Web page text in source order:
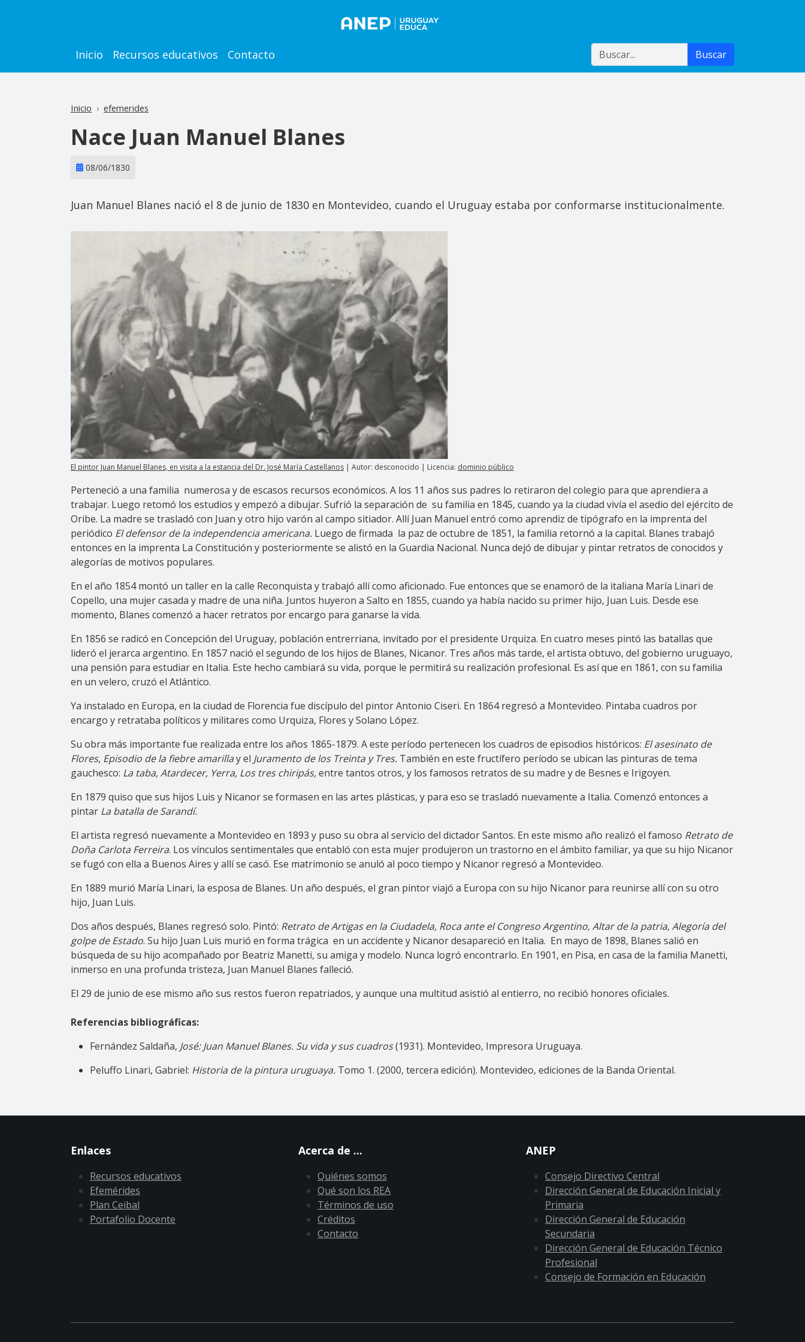
Main navigation
Inicio Recursos educativos Contacto Buscar Buscar
Inicio efemerides
Nace Juan Manuel Blanes
08/06/1830
Juan Manuel Blanes nació el 8 de junio de 1830 en Montevideo, cuando el Uruguay estaba por conformarse institucionalmente.
El pintor Juan Manuel Blanes, en visita a la estancia del Dr. José María Castellanos | Autor: desconocido | Licencia: dominio público
Perteneció a una familia numerosa y de escasos recursos económicos. A los 11 años sus padres lo retiraron del colegio para que aprendiera a
trabajar. Luego retomó los estudios y empezó a dibujar. Sufrió la separación de su familia en 1845, cuando ya la ciudad vivía el asedio del ejército de
Oribe. La madre se trasladó con Juan y otro hijo varón al campo sitiador. Allí Juan Manuel entró como aprendiz de tipógrafo en la imprenta del
periódico El defensor de la independencia americana. Luego de firmada la paz de octubre de 1851, la familia retornó a la capital. Blanes trabajó
entonces en la imprenta La Constitución y posteriormente se alistó en la Guardia Nacional. Nunca dejó de dibujar y pintar retratos de conocidos y
alegorías de motivos populares.
En el año 1854 montó un taller en la calle Reconquista y trabajó allí como aficionado. Fue entonces que se enamoró de la italiana María Linari de
Copello, una mujer casada y madre de una niña. Juntos huyeron a Salto en 1855, cuando ya había nacido su primer hijo, Juan Luis. Desde ese
momento, Blanes comenzó a hacer retratos por encargo para ganarse la vida.
En 1856 se radicó en Concepción del Uruguay, población entrerriana, invitado por el presidente Urquiza. En cuatro meses pintó las batallas que
lideró el jerarca argentino. En 1857 nació el segundo de los hijos de Blanes, Nicanor. Tres años más tarde, el artista obtuvo, del gobierno uruguayo,
una pensión para estudiar en Italia. Este hecho cambiará su vida, porque le permitirá su realización profesional. Es así que en 1861, con su familia
en un velero, cruzó el Atlántico.
Ya instalado en Europa, en la ciudad de Florencia fue discípulo del pintor Antonio Ciseri. En 1864 regresó a Montevideo. Pintaba cuadros por
encargo y retrataba políticos y militares como Urquiza, Flores y Solano López.
Su obra más importante fue realizada entre los años 1865-1879. A este período pertenecen los cuadros de episodios históricos: El asesinato de
Flores, Episodio de la fiebre amarillay el Juramento de los Treinta y Tres. También en este fructífero período se ubican las pinturas de tema
gauchesco: La taba, Atardecer, Yerra, Los tres chiripás,entre tantos otros, y los famosos retratos de su madre y de Besnes e Irigoyen.
En 1879 quiso que sus hijos Luis y Nicanor se formasen en las artes plásticas, y para eso se trasladó nuevamente a Italia. Comenzó entonces a
pintar La batalla de Sarandí.
El artista regresó nuevamente a Montevideo en 1893 y puso su obra al servicio del dictador Santos. En este mismo año realizó el famoso Retrato de
Doña Carlota Ferreira. Los vínculos sentimentales que entabló con esta mujer produjeron un trastorno en el ámbito familiar, ya que su hijo Nicanor
se fugó con ella a Buenos Aires y allí se casó. Ese matrimonio se anuló al poco tiempo y Nicanor regresó a Montevideo.
En 1889 murió María Linari, la esposa de Blanes. Un año después, el gran pintor viajó a Europa con su hijo Nicanor para reunirse allí con su otro
hijo, Juan Luis.
Dos años después, Blanes regresó solo. Pintó: Retrato de Artigas en la Ciudadela, Roca ante el Congreso Argentino, Altar de la patria, Alegoría del
golpe de Estado. Su hijo Juan Luis murió en forma trágica en un accidente y Nicanor desapareció en Italia. En mayo de 1898, Blanes salió en
búsqueda de su hijo acompañado por Beatriz Manetti, su amiga y modelo. Nunca logró encontrarlo. En 1901, en Pisa, en casa de la familia Manetti,
inmerso en una profunda tristeza, Juan Manuel Blanes falleció.
El 29 de junio de ese mismo año sus restos fueron repatriados, y aunque una multitud asistió al entierro, no recibió honores oficiales.
Referencias bibliográficas:
Fernández Saldaña, José: Juan Manuel Blanes. Su vida y sus cuadros(1931). Montevideo, Impresora Uruguaya.
Peluffo Linari, Gabriel: Historia de la pintura uruguaya. Tomo 1. (2000, tercera edición). Montevideo, ediciones de la Banda Oriental.
Enlaces
Recursos educativos
Efemérides
Plan Ceibal
Portafolio Docente
Acerca de ...
Quiénes somos
Qué son los REA
Términos de uso
Créditos
Contacto
ANEP
Consejo Directivo Central
Dirección General de Educación Inicial y
Primaria
Dirección General de Educación
Secundaria
Dirección General de Educación Técnico
Profesional
Consejo de Formación en Educación